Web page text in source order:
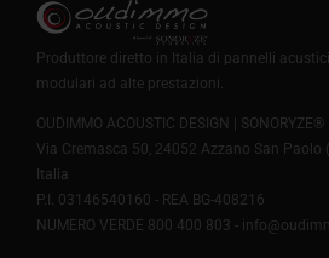
Produttore diretto in Italia di pannelli
modulari ad alte prestazioni.
OUDIMMO ACOUSTIC DESIGN | SONORYZE®
Via Cremasca 50, 24052 Azzano San Paolo
Italia
P.I. 03146540160 - REA BG-408216
NUMERO VERDE 800 400 803 -